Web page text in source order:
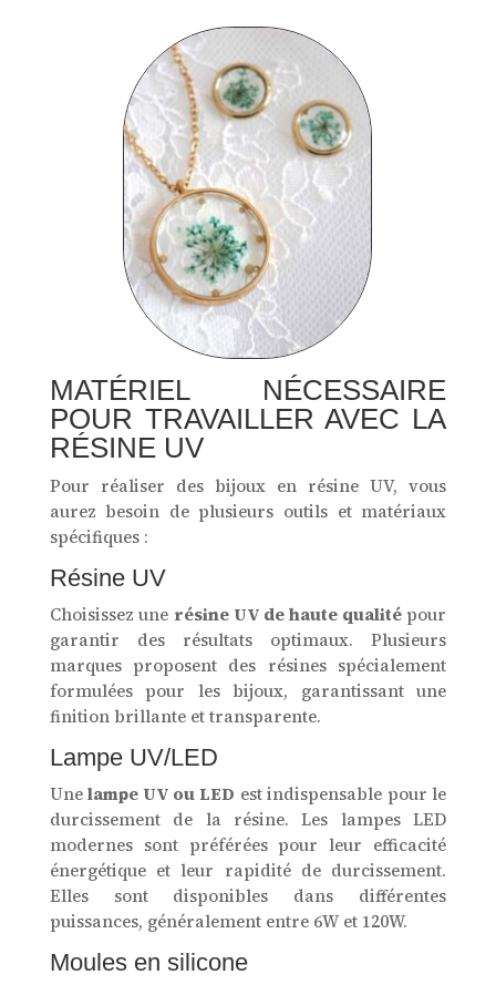
MATÉRIEL NÉCESSAIRE
POUR TRAVAILLER AVEC LA
RÉSINE UV
Pour réaliser des bijoux en résine UV, vous
aurez besoin de plusieurs outils et matériaux
spécifiques :
Résine UV
Choisissez une résine UV de haute qualitépour
garantir des résultats optimaux. Plusieurs
marques proposent des résines spécialement
formulées pour les bijoux, garantissant une
finition brillante et transparente.
Lampe UV/LED
Unelampe UV ou LED est indispensable pour le
durcissement de la résine. Les lampes LED
modernes sont préférées pour leur efficacité
énergétique et leur rapidité de durcissement.
Elles sont disponibles dans différentes
puissances, généralement entre 6W et 120W.
Moules en silicone